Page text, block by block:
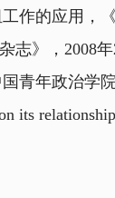
的应用，《
》，2008年
年政治学院